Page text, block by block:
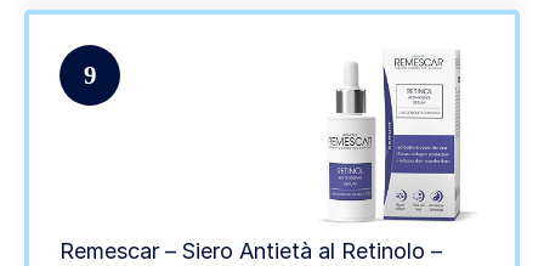
9
Remescar – Siero Antietà al Retinolo –